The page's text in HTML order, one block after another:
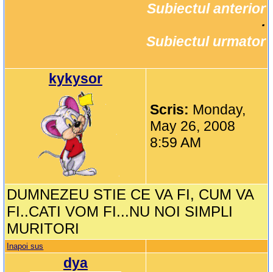
Subiectul anterior
Subiectul urmator
kykysor
Scris: Monday,
May 26, 2008
8:59 AM
DUMNEZEU STIE CE VA FI, CUM VA
FI..CATI VOM FI...NU NOI SIMPLI
MURITORI
Inapoi sus
dya